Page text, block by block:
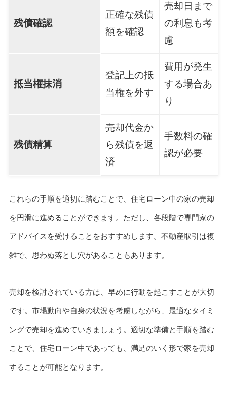
残債確認
正確な残債
額を確認
売却日まで
の利息も考
慮
抵当権抹消
登記上の抵
当権を外す
費用が発生
する場合あ
り
残債精算
売却代金か
ら残債を返
済
手数料の確
認が必要
これらの手順を適切に踏むことで、住宅ローン中の家の売却
を円滑に進めることができます。ただし、各段階で専門家の
アドバイスを受けることをおすすめします。不動産取引は複
雑で、思わぬ落とし穴があることもあります。
売却を検討されている方は、早めに行動を起こすことが大切
です。市場動向や自身の状況を考慮しながら、最適なタイミ
ングで売却を進めていきましょう。適切な準備と手順を踏む
ことで、住宅ローン中であっても、満足のいく形で家を売却
することが可能となります。